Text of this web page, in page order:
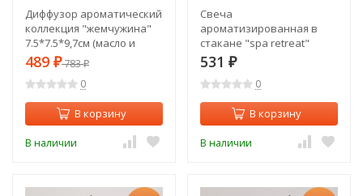
Диффузор ароматический
коллекция "жемчужина"
7.5*7.5*9,7см (масло и
палочки в комплекте)
Lefard (374-159)
489 ₽783₽
0
В корзину
В наличии
Свеча
ароматизированная в
стакане "spa retreat"
velvet rose&oud 7,3*7,4 см
мал.= 12шт. Lefard (605-
106)
531 ₽
0
В корзину
В наличии